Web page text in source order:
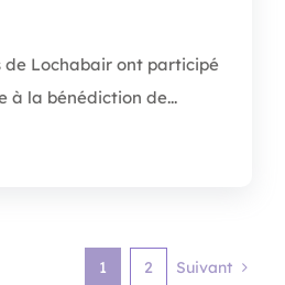
de Lochabair ont participé
à la bénédiction de...
1 2 Suivant